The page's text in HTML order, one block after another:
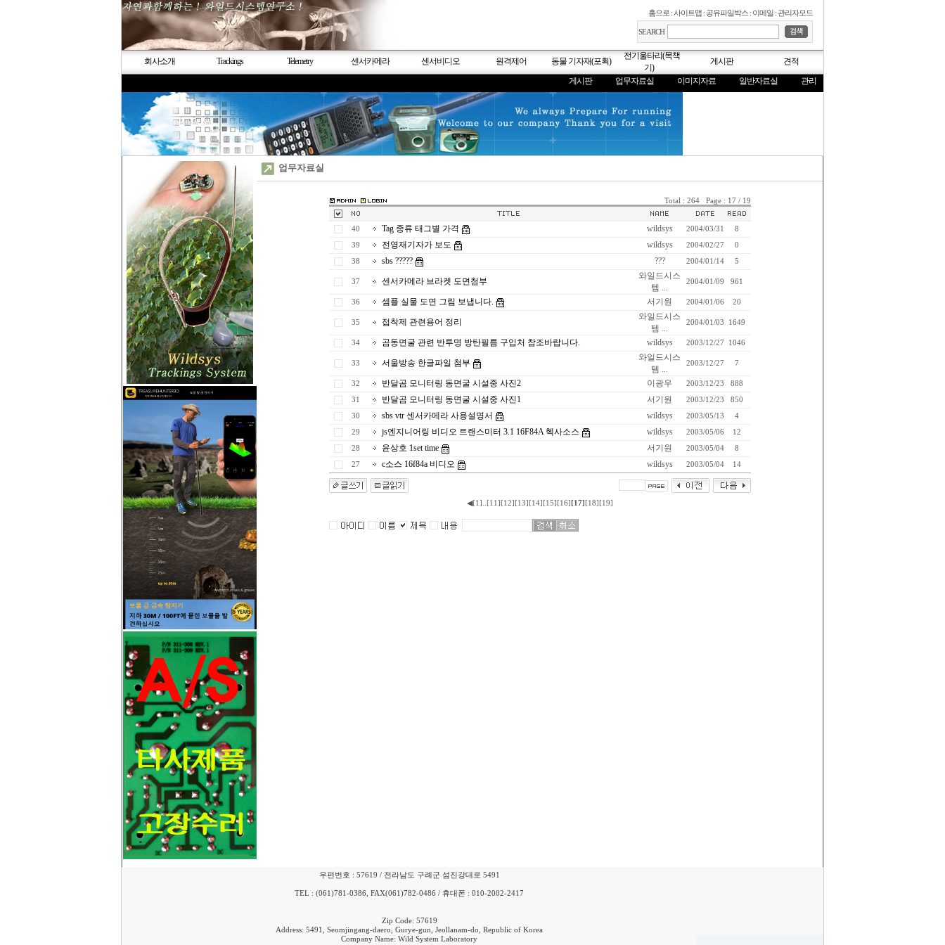
홈으로 : 사이트맵 :공유파일박스 : 이메일 :관리자모드
SEARCH
회사소개 Trackings Telemetry 센서카메라 센서비디오 원격제어 동물 기자재(포획)
전기울타리(목책
기)
게시판
견적
게시판
업무자료실 이미지자료 일반자료실 관리
업무자료실
Total : 264 Page : 17 / 19
40 Tag 종류 태그별 가격 wildsys 2004/03/31 8
39 전영재기자가 보도 wildsys 2004/02/27 0
38 sbs ????? ??? 2004/01/14 5
37 센서카메라 브라켓 도면첨부
와일드시스
템 ...
2004/01/09 961
36 셈플 실물 도면 그림 보냅니다. 서기원 2004/01/06 20
35 접착제 관련용어 정리
와일드시스
템 ...
2004/01/03 1649
34 곰동면굴 관련 반투명 방탄필름 구입처 참조바랍니다. wildsys 2003/12/27 1046
33 서울방송 한글파일 첨부
와일드시스
템 ...
2003/12/27 7
32 반달곰 모니터링 동면굴 시설중 사진2 이광우 2003/12/23 888
31 반달곰 모니터링 동면굴 시설중 사진1 서기원 2003/12/23 850
30 sbs vtr 센서카메라 사용설명서 wildsys 2003/05/13 4
29 js엔지니어링 비디오 트랜스미터 3.1 16F84A 헥사소스 wildsys 2003/05/06 12
28 윤상호 1set time 서기원 2003/05/04 8
27 c소스 16f84a 비디오 wildsys 2003/05/04 14
◀[1] ..[11] [12] [13] [14] [15] [16] [17] [18] [19]
우편번호 : 57619 / 전라남도 구례군 섬진강대로 5491
TEL : (061)781-0386, FAX(061)782-0486 / 휴대폰 : 010-2002-2417
Zip Code: 57619
Address: 5491, Seomjingang-daero, Gurye-gun, Jeollanam-do, Republic of Korea
Company Name: Wild System Laboratory